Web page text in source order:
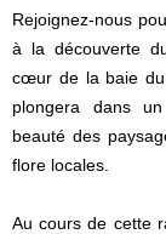
Rejoignez-nous
à la découverte
cœur de la baie du
plongera dans
beauté des
flore locales.
Au cours de cette